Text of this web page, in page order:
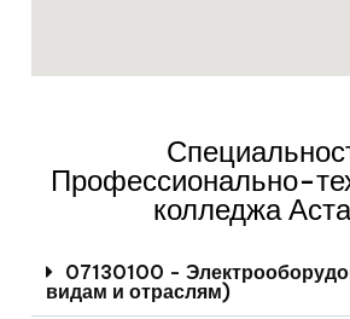
Профессионально-
колледжа
07130100 -
видам и отраслям)